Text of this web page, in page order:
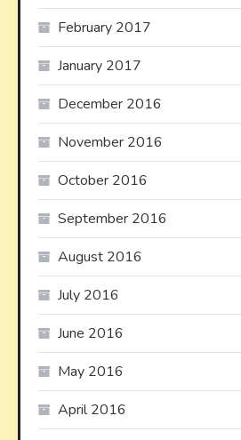
February 2017
January 2017
December 2016
November 2016
October 2016
September 2016
August 2016
July 2016
June 2016
May 2016
April 2016